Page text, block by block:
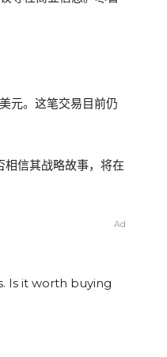
元。这笔交易目前仍
相信其战略故事，将在
Ad
Is it worth buying